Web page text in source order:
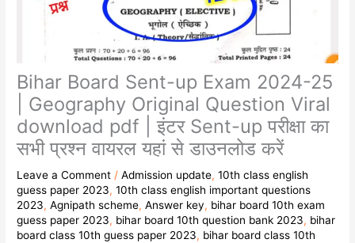
Bihar Board Sent-up Exam 2024-25
| Geography Original Question Viral
download pdf | इंटर Sent-up परीक्षा का
सभी प्रश्न वायरल यहां से डाउनलोड करें
Leave a Comment /Admission update,10th class english
guess paper 2023,10th class english important questions
2023,Agnipath scheme,Answer key, bihar board 10th exam
guess paper 2023, bihar board 10th question bank 2023, bihar
board class 10th guess paper 2023, bihar board class 10th